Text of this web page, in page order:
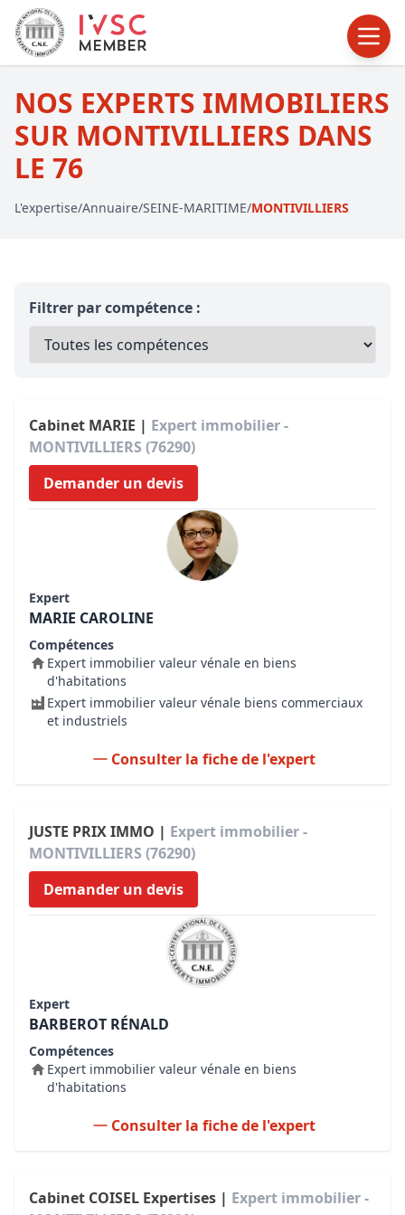
NOS EXPERTS IMMOBILIERS
SUR MONTIVILLIERS DANS
LE 76
L'expertise/Annuaire/SEINE-MARITIME/MONTIVILLIERS
Filtrer par compétence :
Cabinet MARIE | Expert immobilier -
MONTIVILLIERS (76290)
Demander un devis
Expert
MARIE CAROLINE
Compétences
Expert immobilier valeur vénale en biens
d'habitations
Expert immobilier valeur vénale biens commerciaux
et industriels
Consulter la fiche de l'expert
JUSTE PRIX IMMO | Expert immobilier -
MONTIVILLIERS (76290)
Demander un devis
Expert
BARBEROT RÉNALD
Compétences
Expert immobilier valeur vénale en biens
d'habitations
Consulter la fiche de l'expert
Cabinet COISEL Expertises | Expert immobilier -